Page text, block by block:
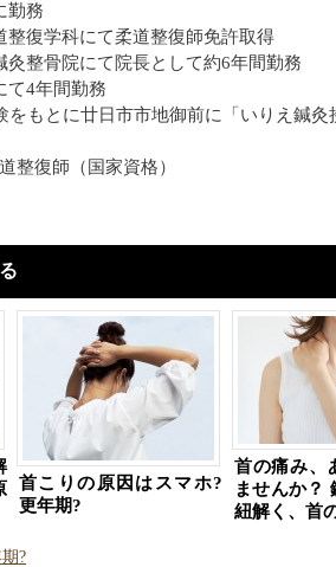
勤務
整復学科にて柔道整復師免許取得
灸整骨院にて院長として約6年間勤務
て4年間勤務
をもとに廿日市市地御前に「いりえ鍼灸
整復師（国家資格）
首こりの原因はスマホ?
更年期?
首の痛み、
ませんか？
紐解く、首
?